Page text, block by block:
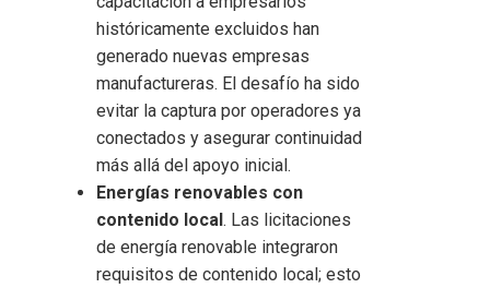
históricamente excluidos han
generado nuevas empresas
manufactureras. El desafío ha sido
evitar la captura por operadores ya
conectados y asegurar continuidad
más allá del apoyo inicial.
Energías renovables con
contenido local. Las licitaciones
de energía renovable integraron
requisitos de contenido local; esto